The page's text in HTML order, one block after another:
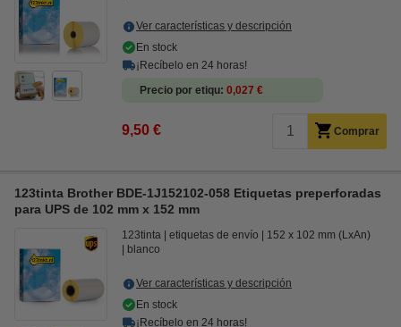
Ver características y descripción
En stock
¡Recíbelo en 24 horas!
Precio por etiqu 0,027 €
9,50 € Comprar
123tinta Brother BDE-1J152102-058 Etiquetas preperforadas
para UPS de 102 mm x 152 mm
123tinta etiquetas de envío
152 x 102 mm (LxAn)
blanco
Ver características y descripción
En stock
¡Recíbelo en 24 horas!